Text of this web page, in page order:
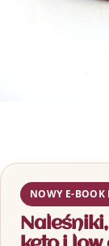
NOWY E-BOOK